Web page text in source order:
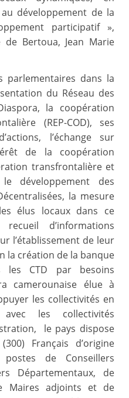
développement de la
participatif »,
Bertoua, Jean Marie
parlementaires dans la
du Réseau des
la coopération
(REP-COD), ses
l’échange sur
de la coopération
transfrontalière et
développement des
la mesure
élus locaux dans ce
d’informations
l’établissement de leur
la création de la banque
les CTD par besoins
camerounaise élue à
les collectivités en
les collectivités
le pays dispose
Français d’origine
de Conseillers
Départementaux, de
Maires adjoints et de